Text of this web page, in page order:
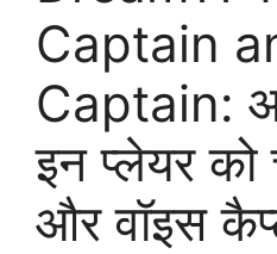
Captain
Captain:
इन प्लेयर
और वॉइस